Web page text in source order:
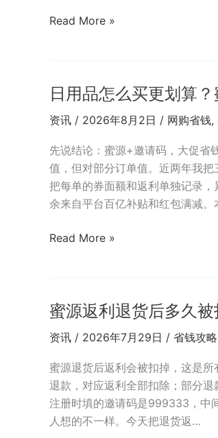
邀
的
隐
藏
景
用
法
蜜
码
注
册
后
怎
么
品？
类
返
利
比
例
差
异
详
Read More »
日用品怎么买更划算
资讯 / 2026年8月2日 / 网购省钱,
先说结论：蜜源+邀请码，大促省
值，但对部分订单值。近两年我把
把每单的券面额和返利单独记录
余来自平台百亿补贴和红包满减
日
么
更
划
算？
蜜
源
Read More »
蜜源返利退货后多久
资讯 / 2026年7月29日 / 省钱攻略
蜜源退货后返利会被扣掉，这是
退款，对应返利全部扣除；部分
注册时填的邀请码是999333，中
人想的不一样。今天把退货返…